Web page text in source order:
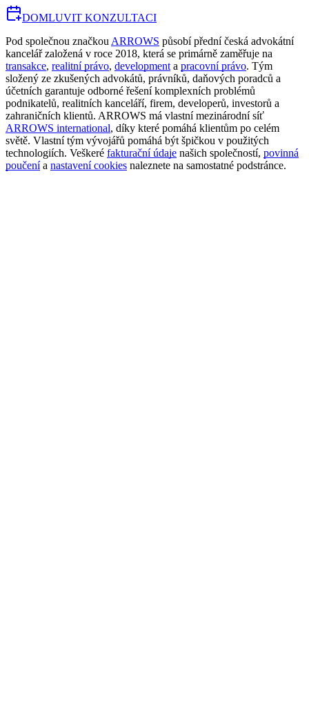
DOMLUVIT KONZULTACI
Pod společnou značkou ARROWS působí přední česká advokátní
kancelář založená v roce 2018, která se primárně zaměřuje na
transakce, realitní právo, development a pracovní právo. Tým
složený ze zkušených advokátů, právníků, daňových poradců a
účetních garantuje odborné řešení komplexních problémů
podnikatelů, realitních kanceláří, firem, developerů, investorů a
zahraničních klientů. ARROWS má vlastní mezinárodní síť
ARROWS international, díky které pomáhá klientům po celém
světě. Vlastní tým vývojářů pomáhá být špičkou v použitých
technologiích. Veškeré fakturační údaje našich společností, povinná
poučenía nastavení cookies naleznete na samostatné podstránce.